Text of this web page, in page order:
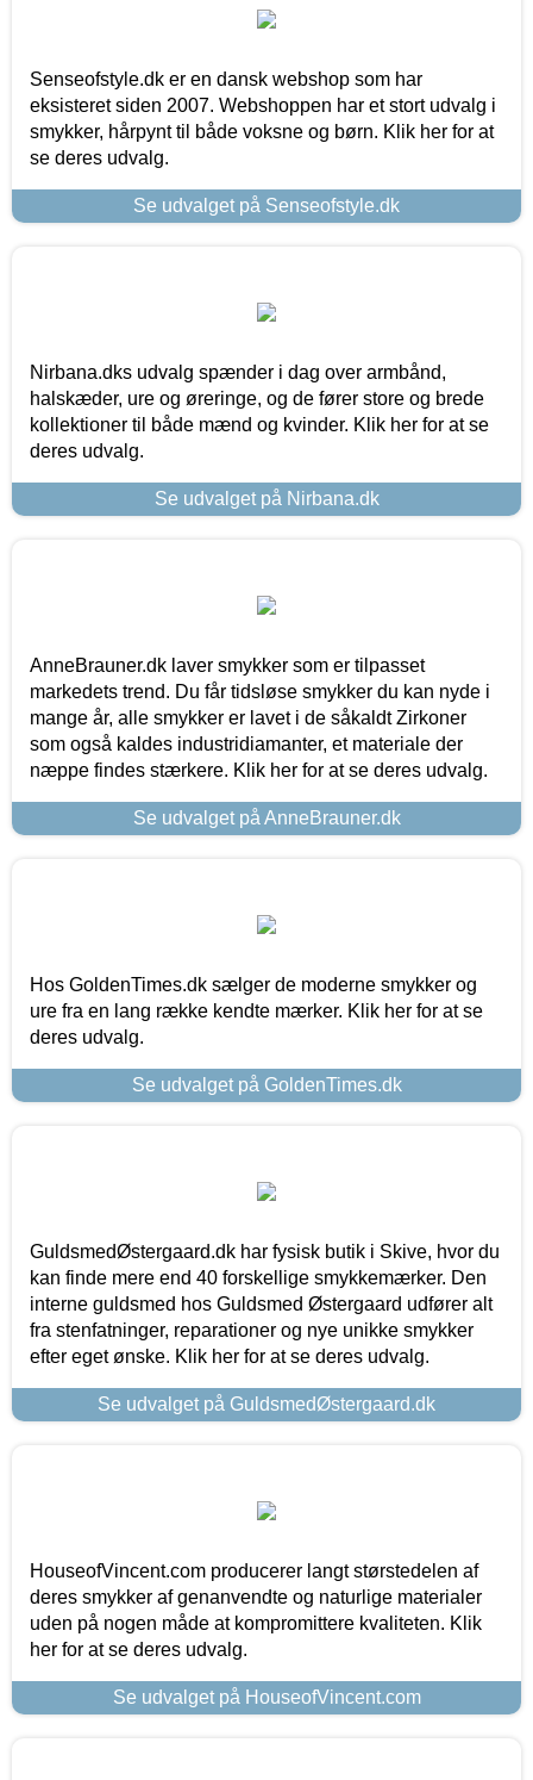
Senseofstyle.dk er en dansk webshop som har
eksisteret siden 2007. Webshoppen har et stort udvalg i
smykker, hårpynt til både voksne og børn. Klik her for at
se deres udvalg.
Se udvalget på Senseofstyle.dk
Nirbana.dks udvalg spænder i dag over armbånd,
halskæder, ure og øreringe, og de fører store og brede
kollektioner til både mænd og kvinder. Klik her for at se
deres udvalg.
Se udvalget på Nirbana.dk
AnneBrauner.dk laver smykker som er tilpasset
markedets trend. Du får tidsløse smykker du kan nyde i
mange år, alle smykker er lavet i de såkaldt Zirkoner
som også kaldes industridiamanter, et materiale der
næppe findes stærkere. Klik her for at se deres udvalg.
Se udvalget på AnneBrauner.dk
Hos GoldenTimes.dk sælger de moderne smykker og
ure fra en lang række kendte mærker. Klik her for at se
deres udvalg.
Se udvalget på GoldenTimes.dk
GuldsmedØstergaard.dk har fysisk butik i Skive, hvor du
kan finde mere end 40 forskellige smykkemærker. Den
interne guldsmed hos Guldsmed Østergaard udfører alt
fra stenfatninger, reparationer og nye unikke smykker
efter eget ønske. Klik her for at se deres udvalg.
Se udvalget på GuldsmedØstergaard.dk
HouseofVincent.com producerer langt størstedelen af
deres smykker af genanvendte og naturlige materialer
uden på nogen måde at kompromittere kvaliteten. Klik
her for at se deres udvalg.
Se udvalget på HouseofVincent.com